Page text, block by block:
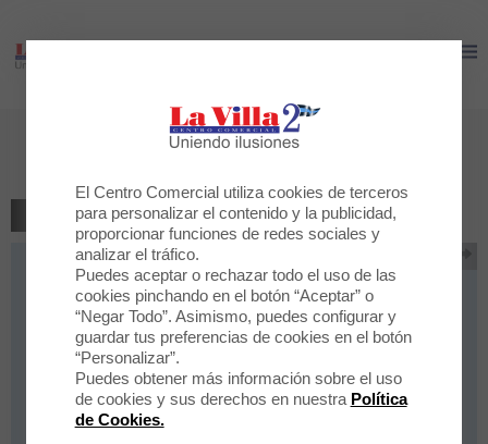
LA VILLA 2
PROMOCION HAWKERS
VOLVER AL LISTADO
El Centro Comercial utiliza cookies de terceros
para personalizar el contenido y la publicidad,
proporcionar funciones de redes sociales y
analizar el tráfico.
Puedes aceptar o rechazar todo el uso de las
cookies pinchando en el botón “Aceptar” o
“Negar Todo”. Asimismo, puedes configurar y
guardar tus preferencias de cookies en el botón
“Personalizar”.
Puedes obtener más información sobre el uso
de cookies y sus derechos en nuestra Política
de Cookies.